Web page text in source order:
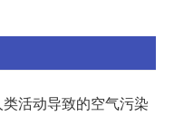
活动导致的空气污染